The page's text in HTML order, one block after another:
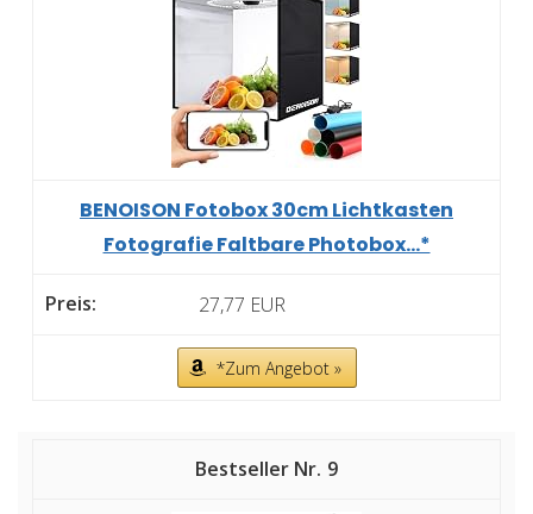
BENOISON Fotobox 30cm Lichtkasten
Fotografie Faltbare Photobox...*
27,77 EUR
*Zum Angebot »
9